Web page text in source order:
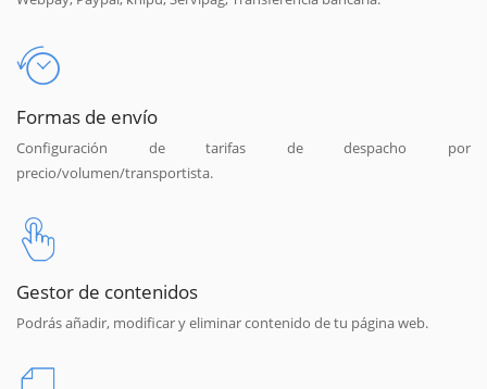
Formas de envío
Configuración de tarifas de despacho por
precio/volumen/transportista.
Gestor de contenidos
Podrás añadir, modificar y eliminar contenido de tu página web.